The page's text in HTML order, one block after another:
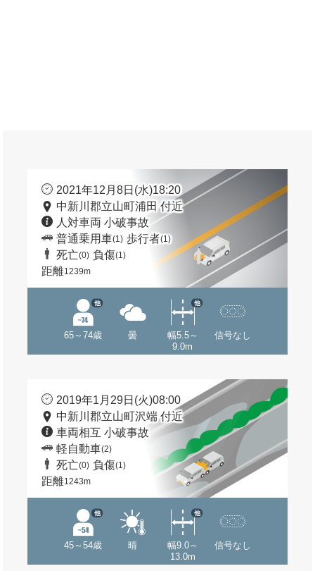
2021年12月8日(水)18:20
中新川郡立山町浦田 付近
人対車両 小破事故
普通乗用車(1) 歩行者(1)
死亡(0) 負傷(1)
距離1239m
65～74歳
他
曇
幅5.5～
9.0m
他
信号なし
2019年1月29日(火)08:00
中新川郡立山町沢端 付近
車両相互 小破事故
軽自動車(2)
死亡(0) 負傷(1)
距離1243m
45～54歳
他
晴
幅9.0～
13.0m
他
信号なし